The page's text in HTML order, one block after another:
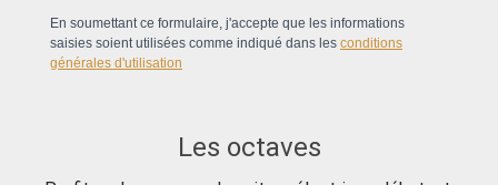
En soumettant ce formulaire, j'accepte que les informations
saisies soient utilisées comme indiqué dans les conditions
générales d'utilisation
Les octaves